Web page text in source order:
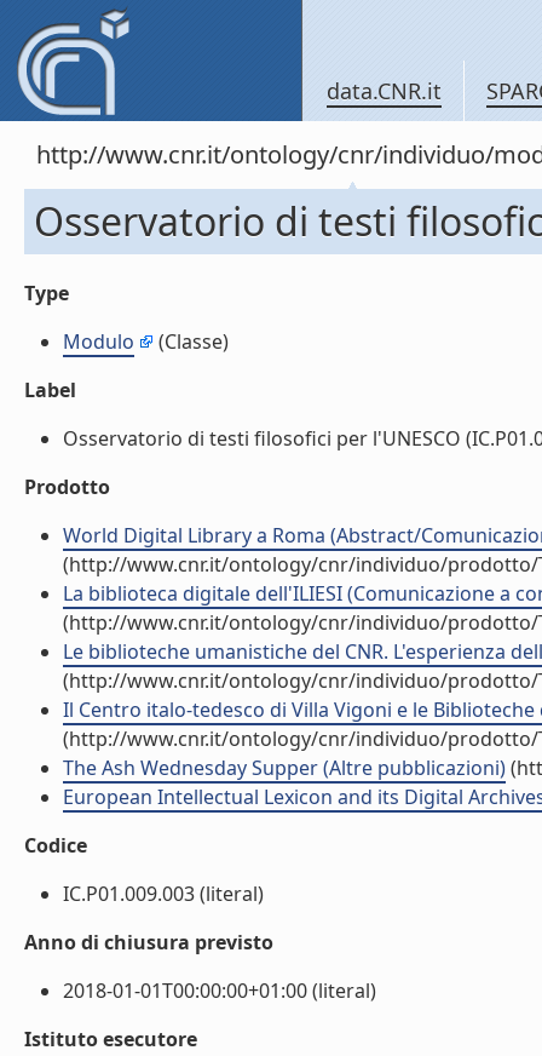
data.CNR.it
http://www.cnr.it/ontology/cnr/individuo/
Osservatorio di testi
Type
Modulo
(Classe)
Label
Osservatorio di testi filosofici per l'UNESCO
Prodotto
World Digital Library a Roma (Abstract/
(http://www.cnr.it/ontology/cnr/individuo/prodotto/
La biblioteca digitale dell'ILIESI (Comunicazione a
(http://www.cnr.it/ontology/cnr/individuo/prodotto/
Le biblioteche umanistiche del CNR. L'esperienza
(http://www.cnr.it/ontology/cnr/individuo/prodotto/
Il Centro italo-tedesco di Villa Vigoni e le
(http://www.cnr.it/ontology/cnr/individuo/prodotto/
The Ash Wednesday Supper (Altre pubblicazioni)
European Intellectual Lexicon and its Digital
Codice
IC.P01.009.003 (literal)
Anno di chiusura previsto
2018-01-01T00:00:00+01:00 (literal)
Istituto esecutore